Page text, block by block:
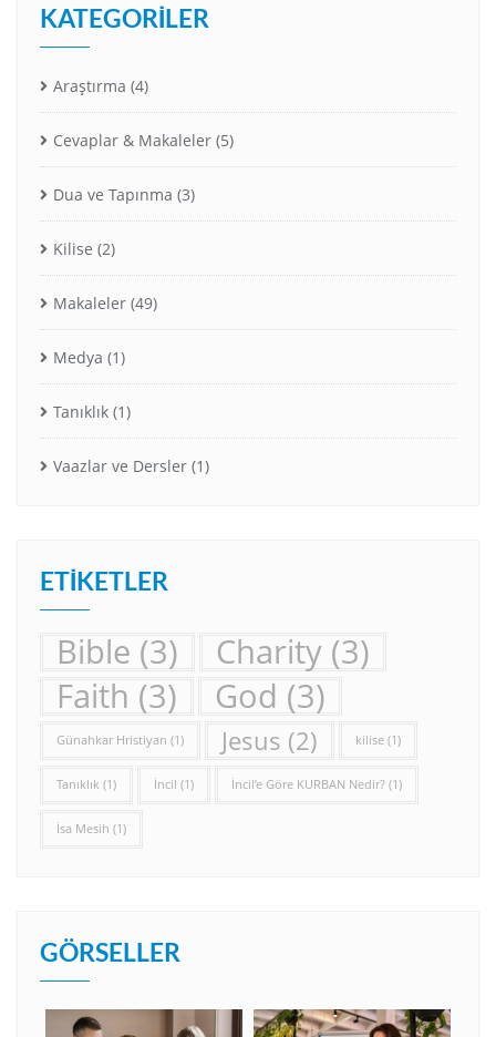
KATEGORILER
Araştırma (4)
Cevaplar & Makaleler (5)
Dua ve Tapınma (3)
Kilise (2)
Makaleler (49)
Medya (1)
Tanıklık (1)
Vaazlar ve Dersler (1)
ETIKETLER
Bible (3) Charity (3)
Faith (3) God (3)
Günahkar Hristiyan (1) Jesus (2) kilise (1)
Tanıklık (1) İncil (1) İncil’e Göre KURBAN Nedir? (1)
İsa Mesih (1)
GÖRSELLER